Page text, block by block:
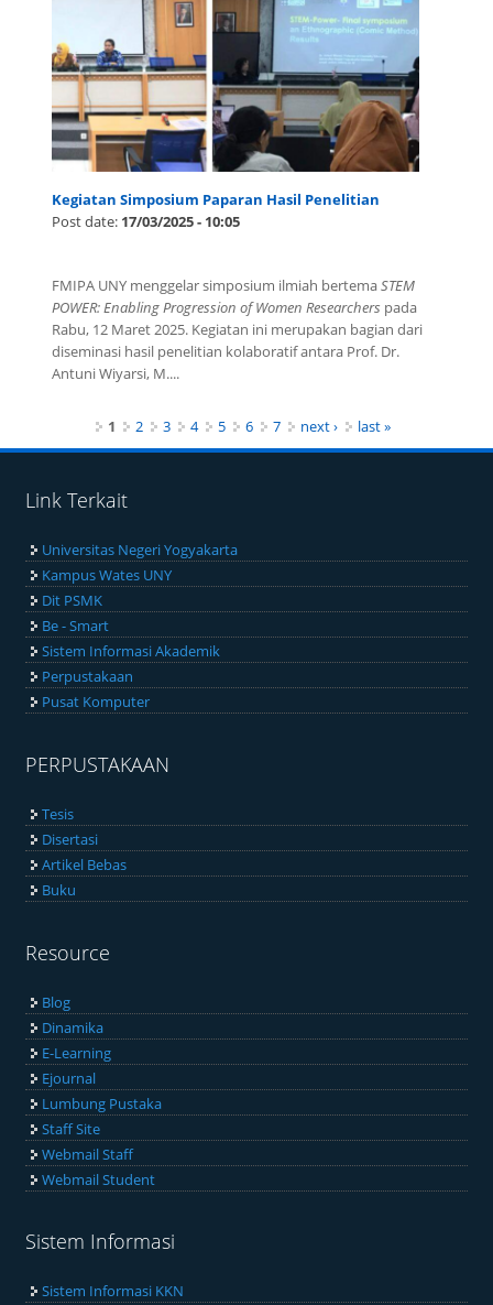
Kegiatan Simposium Paparan Hasil Penelitian
Post date: 17/03/2025 - 10:05
FMIPA UNY menggelar simposium ilmiah bertemaSTEM
POWER: Enabling Progression of Women Researchers pada
Rabu, 12 Maret 2025. Kegiatan ini merupakan bagian dari
diseminasi hasil penelitian kolaboratif antara Prof. Dr.
Antuni Wiyarsi, M....
1 2 3 4 5 6 7 next › last »
Link Terkait
Universitas Negeri Yogyakarta
Kampus Wates UNY
Dit PSMK
Be - Smart
Sistem Informasi Akademik
Perpustakaan
Pusat Komputer
PERPUSTAKAAN
Tesis
Disertasi
Artikel Bebas
Buku
Resource
Blog
Dinamika
E-Learning
Ejournal
Lumbung Pustaka
Staff Site
Webmail Staff
Webmail Student
Sistem Informasi
Sistem Informasi KKN